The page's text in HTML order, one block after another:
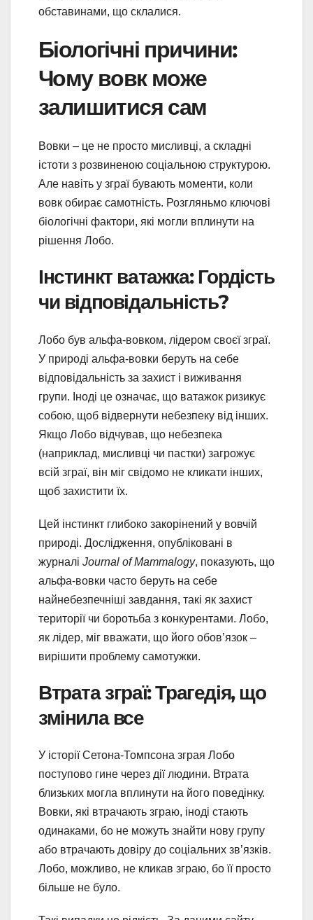
обставинами, що склалися.
Біологічні причини:
Чому вовк може
залишитися сам
Вовки – це не просто мисливці, а складні
істоти з розвиненою соціальною структурою.
Але навіть у зграї бувають моменти, коли
вовк обирає самотність. Розгляньмо ключові
біологічні фактори, які могли вплинути на
рішення Лобо.
Інстинкт ватажка: Гордість
чи відповідальність?
Лобо був альфа-вовком, лідером своєї зграї.
У природі альфа-вовки беруть на себе
відповідальність за захист і виживання
групи. Іноді це означає, що ватажок ризикує
собою, щоб відвернути небезпеку від інших.
Якщо Лобо відчував, що небезпека
(наприклад, мисливці чи пастки) загрожує
всій зграї, він міг свідомо не кликати інших,
щоб захистити їх.
Цей інстинкт глибоко закорінений у вовчій
природі. Дослідження, опубліковані в
журналі Journal of Mammalogy, показують, що
альфа-вовки часто беруть на себе
найнебезпечніші завдання, такі як захист
території чи боротьба з конкурентами. Лобо,
як лідер, міг вважати, що його обов’язок –
вирішити проблему самотужки.
Втрата зграї: Трагедія, що
змінила все
У історії Сетона-Томпсона зграя Лобо
поступово гине через дії людини. Втрата
близьких могла вплинути на його поведінку.
Вовки, які втрачають зграю, іноді стають
одинаками, бо не можуть знайти нову групу
або втрачають довіру до соціальних зв’язків.
Лобо, можливо, не кликав зграю, бо її просто
більше не було.